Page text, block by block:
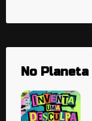
No Planeta